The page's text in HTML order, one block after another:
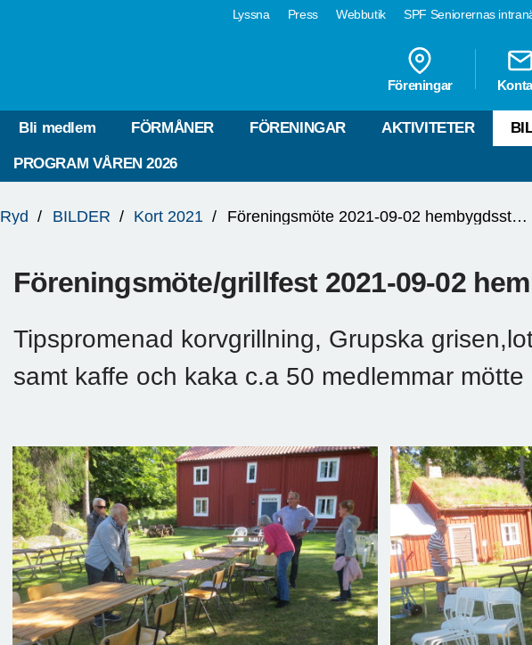
Lyssna Press Webbutik SPF Seniorernas
Föreningar
Bli medlem FÖRMÅNER FÖRENINGAR AKTIVITETER
PROGRAM VÅREN 2026
Ryd BILDER Kort 2021 Föreningsmöte 2021-09-02 hembygdsstugorna
Föreningsmöte/grillfest 2021-09-02
Tipspromenad korvgrillning, Grupska
samt kaffe och kaka c.a 50 medlemmar mötte